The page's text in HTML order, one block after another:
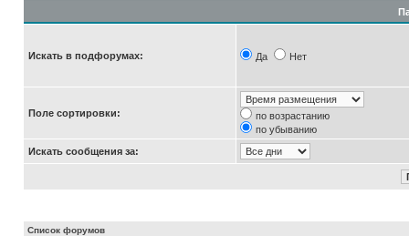
Искать в подфорумах: Да Нет
Поле сортировки:
по возрастанию
по убыванию
Искать сообщения за:
Список форумов